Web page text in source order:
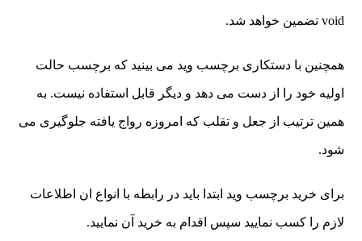
void تضمین خواهد شد.
همچنین با دستکاری برچسب وید می بینید که برچسب حالت
اولیه خود را از دست می دهد و دیگر قابل استفاده نیست. به
همین ترتیب از جعل و تقلب که امروزه رواج یافته جلوگیری می
شود.
برای خرید برچسب وید ابتدا باید در رابطه با انواع ان اطلاعات
لازم را کسب نمایید سپس اقدام به خرید آن نمایید.